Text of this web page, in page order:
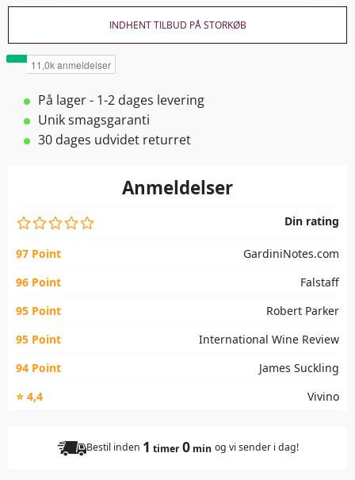
INDHENT TILBUD PÅ STORKØB
På lager - 1-2 dages levering
Unik smagsgaranti
30 dages udvidet returret
Anmeldelser
Din rating
97 Point
GardiniNotes.com
96 Point
Falstaff
95 Point
Robert Parker
95 Point
International Wine Review
94 Point
James Suckling
⭐ 4,4
Vivino
Bestil inden 1 timer0 min og vi sender i dag!